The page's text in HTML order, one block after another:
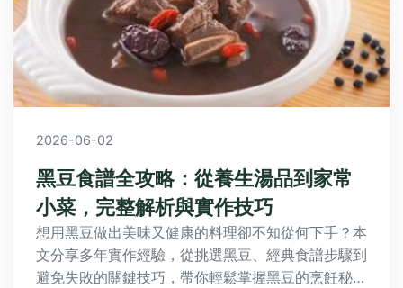
2026-06-02
黑豆食譜全攻略：從養生湯品到家常
小菜，完整解析與實作技巧
想用黑豆做出美味又健康的料理卻不知從何下手？本
文分享多年實作經驗，從挑選黑豆、經典食譜步驟到
避免失敗的關鍵技巧，帶你輕鬆掌握黑豆的烹飪秘